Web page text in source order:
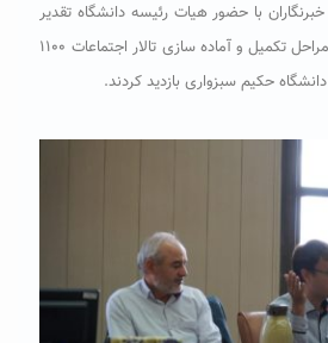
با حضور هیات رئیسه دانشگاه تقدیر
شد، همچنین خبرنگاران از مراحل تکمیل و آماده سازی تالار اجتماعات ۱۱۰۰
حکیم سبزواری بازدید کردند.